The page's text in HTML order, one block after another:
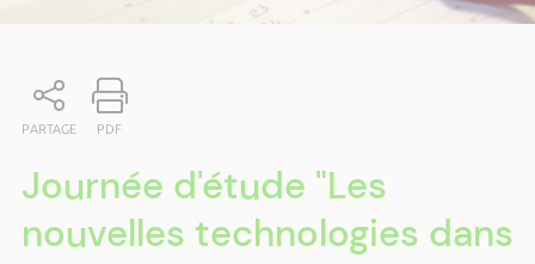
PARTAGE PDF
Journée d'étude "Les
nouvelles technologies dans